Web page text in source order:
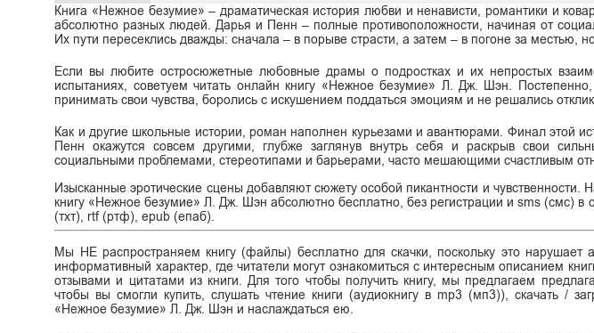
Книга «Нежное безумие» – драматическая история любви и ненависти, романтики и
абсолютно разных людей. Дарья и Пенн – полные противоположности, начиная от
Их пути пересеклись дважды: сначала – в порыве страсти, а затем – в погоне за местью,
Если вы любите остросюжетные любовные драмы о подростках и их непростых
испытаниях, советуем читать онлайн книгу «Нежное безумие» Л. Дж. Шэн.
принимать свои чувства, боролись с искушением поддаться эмоциям и не решались
Как и другие школьные истории, роман наполнен курьезами и авантюрами. Финал этой
Пенн окажутся совсем другими, глубже заглянув внутрь себя и раскрыв свои
социальными проблемами, стереотипами и барьерами, часто мешающими счастливым
Изысканные эротические сцены добавляют сюжету особой пикантности и чувственности.
книгу «Нежное безумие» Л. Дж. Шэн абсолютно бесплатно, без регистрации и sms (смс)
(тхт), rtf (ртф), epub (епаб).
Мы НЕ распространяем книгу (файлы) бесплатно для скачки, поскольку это нарушает
информативный характер, где читатели могут ознакомиться с интересным описанием
отзывами и цитатами из книги. Для того чтобы получить книгу, мы предлагаем
чтобы вы смогли купить, слушать чтение книги (аудиокнигу в mp3 (мп3)), скачать /
«Нежное безумие» Л. Дж. Шэн и наслаждаться ею.